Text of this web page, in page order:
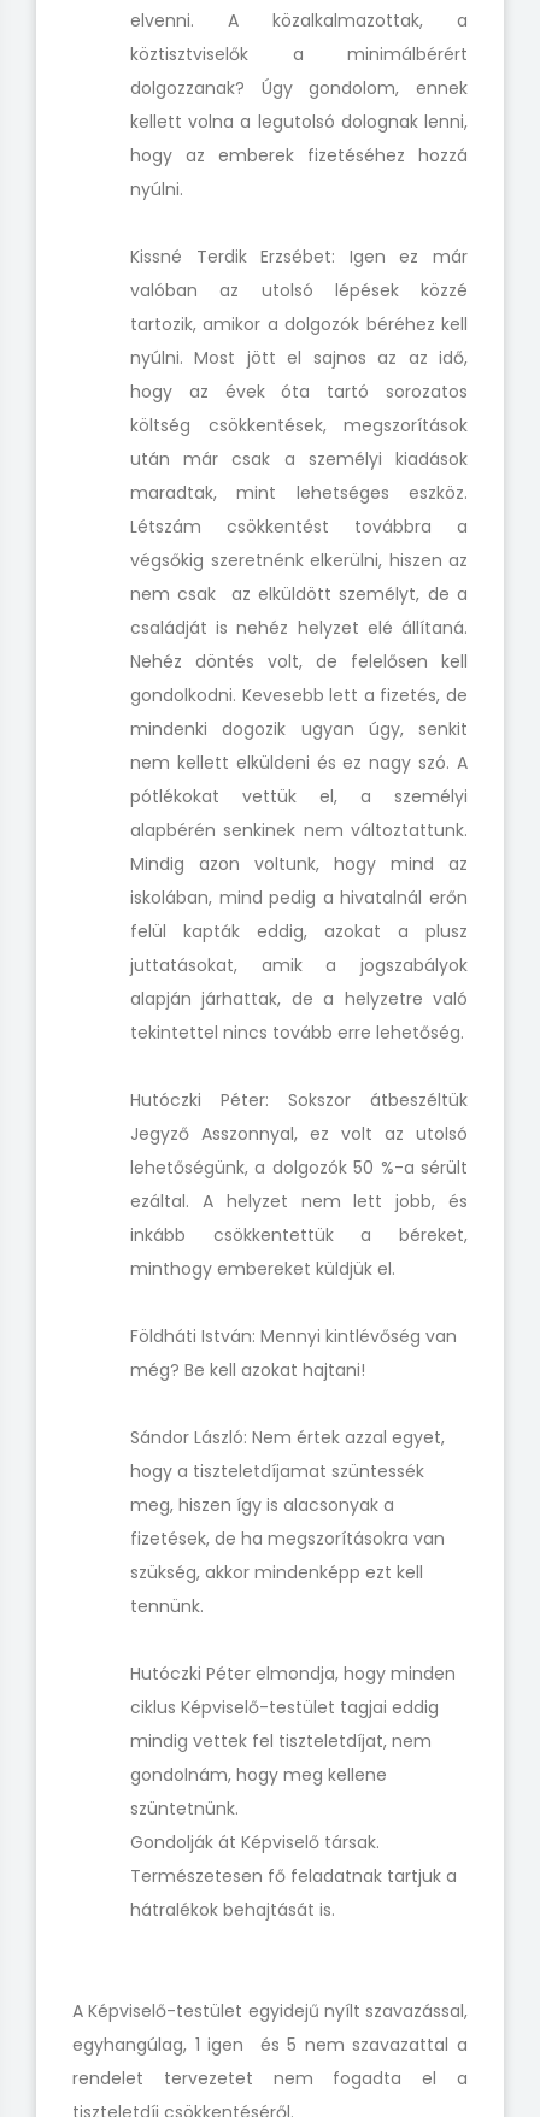
elvenni. A közalkalmazottak, a
köztisztviselők a minimálbérért
dolgozzanak? Úgy gondolom, ennek
kellett volna a legutolsó dolognak lenni,
hogy az emberek fizetéséhez hozzá
nyúlni.
Kissné Terdik Erzsébet: Igen ez már
valóban az utolsó lépések közzé
tartozik, amikor a dolgozók béréhez kell
nyúlni. Most jött el sajnos az az idő,
hogy az évek óta tartó sorozatos
költség csökkentések, megszorítások
után már csak a személyi kiadások
maradtak, mint lehetséges eszköz.
Létszám csökkentést továbbra a
végsőkig szeretnénk elkerülni, hiszen az
nem csak az elküldött személyt, de a
családját is nehéz helyzet elé állítaná.
Nehéz döntés volt, de felelősen kell
gondolkodni. Kevesebb lett a fizetés, de
mindenki dogozik ugyan úgy, senkit
nem kellett elküldeni és ez nagy szó. A
pótlékokat vettük el, a személyi
alapbérén senkinek nem változtattunk.
Mindig azon voltunk, hogy mind az
iskolában, mind pedig a hivatalnál erőn
felül kapták eddig, azokat a plusz
juttatásokat, amik a jogszabályok
alapján járhattak, de a helyzetre való
tekintettel nincs tovább erre lehetőség.
Hutóczki Péter: Sokszor átbeszéltük
Jegyző Asszonnyal, ez volt az utolsó
lehetőségünk, a dolgozók 50 %-a sérült
ezáltal. A helyzet nem lett jobb, és
inkább csökkentettük a béreket,
minthogy embereket küldjük el.
Földháti István: Mennyi kintlévőség van
még? Be kell azokat hajtani!
Sándor László: Nem értek azzal egyet,
hogy a tiszteletdíjamat szüntessék
meg, hiszen így is alacsonyak a
fizetések, de ha megszorításokra van
szükség, akkor mindenképp ezt kell
tennünk.
Hutóczki Péter elmondja, hogy minden
ciklus Képviselő-testület tagjai eddig
mindig vettek fel tiszteletdíjat, nem
gondolnám, hogy meg kellene
szüntetnünk.
Gondolják át Képviselő társak.
Természetesen fő feladatnak tartjuk a
hátralékok behajtását is.
A Képviselő-testület egyidejű nyílt szavazással,
egyhangúlag, 1 igen és 5 nem szavazattal a
rendelet tervezetet nem fogadta el a
tiszteletdíj csökkentéséről.